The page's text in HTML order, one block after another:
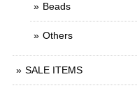
Beads
Others
SALE ITEMS